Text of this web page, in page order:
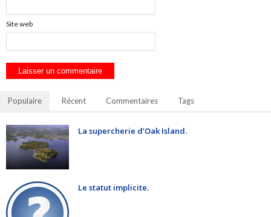
Site web
Populaire Récent Commentaires Tags
La supercherie d’Oak Island.
Le statut implicite.